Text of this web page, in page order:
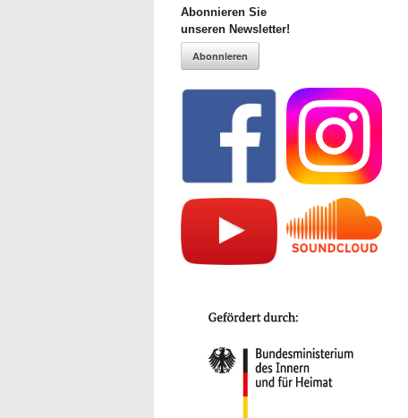
Abonnieren Sie
unseren Newsletter!
Abonnieren